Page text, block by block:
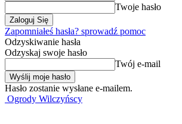
Twoje hasło
Zapomniałeś hasła? sprowadź pomoc
Odzyskiwanie hasła
Odzyskaj swoje hasło
Twój e-mail
Hasło zostanie wysłane e-mailem.
Ogrody Wilczyńscy